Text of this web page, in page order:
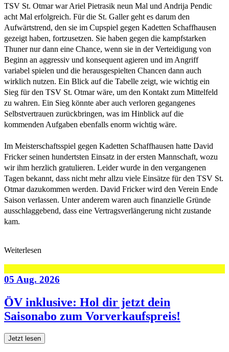
TSV St. Otmar war Ariel Pietrasik neun Mal und Andrija Pendic
acht Mal erfolgreich. Für die St. Galler geht es darum den
Aufwärtstrend, den sie im Cupspiel gegen Kadetten Schaffhausen
gezeigt haben, fortzusetzen. Sie haben gegen die kampfstarken
Thuner nur dann eine Chance, wenn sie in der Verteidigung von
Beginn an aggressiv und konsequent agieren und im Angriff
variabel spielen und die herausgespielten Chancen dann auch
wirklich nutzen. Ein Blick auf die Tabelle zeigt, wie wichtig ein
Sieg für den TSV St. Otmar wäre, um den Kontakt zum Mittelfeld
zu wahren. Ein Sieg könnte aber auch verloren gegangenes
Selbstvertrauen zurückbringen, was im Hinblick auf die
kommenden Aufgaben ebenfalls enorm wichtig wäre.
Im Meisterschaftsspiel gegen Kadetten Schaffhausen hatte David
Fricker seinen hundertsten Einsatz in der ersten Mannschaft, wozu
wir ihm herzlich gratulieren. Leider wurde in den vergangenen
Tagen bekannt, dass nicht mehr allzu viele Einsätze für den TSV St.
Otmar dazukommen werden. David Fricker wird den Verein Ende
Saison verlassen. Unter anderem waren auch finanzielle Gründe
ausschlaggebend, dass eine Vertragsverlängerung nicht zustande
kam.
Weiterlesen
05 Aug. 2026
ÖV inklusive: Hol dir jetzt dein
Saisonabo zum Vorverkaufspreis!
Jetzt lesen